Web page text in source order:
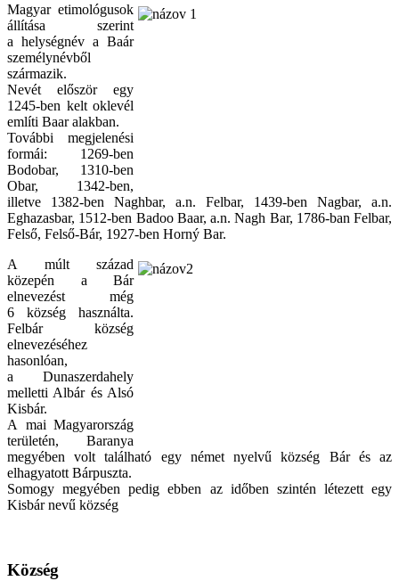
Magyar etimológusok
állítása szerint
a helységnév a Baár
személynévből
származik.
Nevét először egy
1245-ben kelt oklevél
említi Baar alakban.
További megjelenési
formái: 1269-ben
Bodobar, 1310-ben
Obar, 1342-ben,
illetve 1382-ben Naghbar, a.n. Felbar, 1439-ben Nagbar, a.n.
Eghazasbar, 1512-ben Badoo Baar, a.n. Nagh Bar, 1786-ban Felbar,
Felső, Felső-Bár, 1927-ben Horný Bar.
A múlt század
közepén a Bár
elnevezést még
6 község használta.
Felbár község
elnevezéséhez
hasonlóan,
a Dunaszerdahely
melletti Albár és Alsó
Kisbár.
A mai Magyarország
területén, Baranya
megyében volt található egy német nyelvű község Bár és az
elhagyatott Bárpuszta.
Somogy megyében pedig ebben az időben szintén létezett egy
Kisbár nevű község
Község